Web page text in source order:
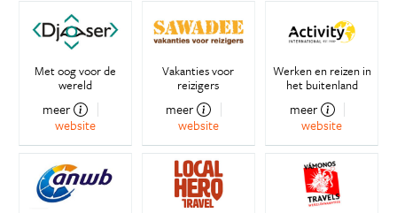
Met oog voor de
wereld
meer
website
Vakanties voor
reizigers
meer
website
Werken en reizen in
het buitenland
meer
website